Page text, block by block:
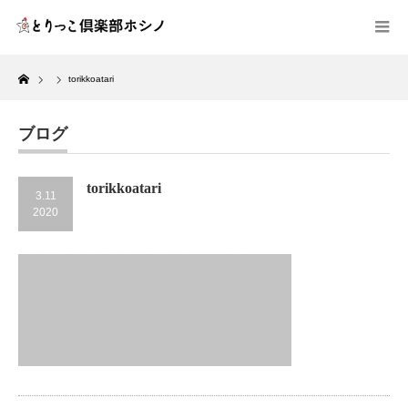
Home
torikkoatari
ブログ
3.11
2020
torikkoatari